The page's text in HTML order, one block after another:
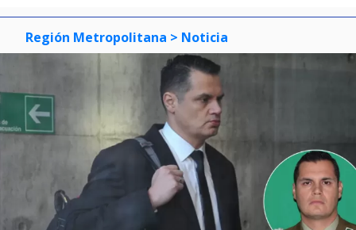
Región Metropolitana > Noticia